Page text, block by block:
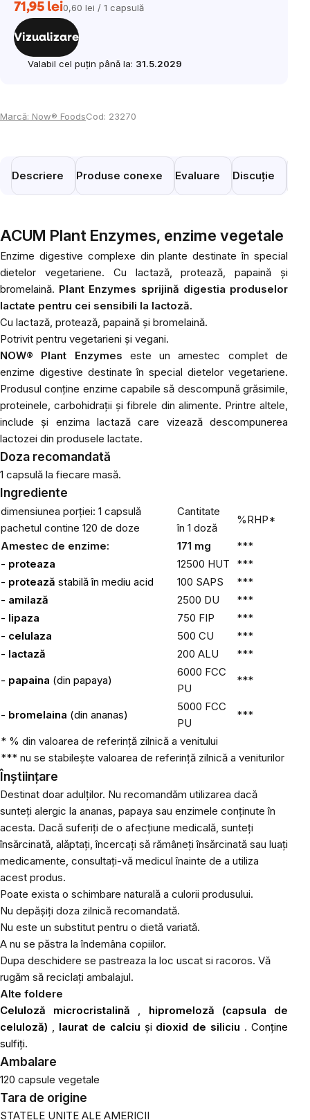
71,95 leiEvaluare
preţ:
0,60 lei / 1 capsulă
Vizualizare
Valabil cel puțin până la: 31.5.2029
Marcă: Now® FoodsCod: 23270
Descriere Produse conexe Evaluare Discuție
ACUM Plant Enzymes, enzime vegetale
Enzime digestive complexe din plante destinate în special
dietelor vegetariene. Cu lactază, protează, papaină și
bromelaină. Plant Enzymes sprijină digestia produselor
lactate pentru cei sensibili la lactoză.
Cu lactază, protează, papaină și bromelaină.
Potrivit pentru vegetarieni și vegani.
NOW® Plant Enzymes este un amestec complet de
enzime digestive destinate în special dietelor vegetariene.
Produsul conține enzime capabile să descompună grăsimile,
proteinele, carbohidrații și fibrele din alimente. Printre altele,
include și enzima lactază care vizează descompunerea
lactozei din produsele lactate.
Doza recomandată
1 capsulă la fiecare masă.
Ingrediente
dimensiunea porției: 1 capsulă
pachetul contine 120 de doze
Cantitate
în 1 doză
%RHP*
Amestec de enzime:
171 mg
***
- proteaza 12500 HUT
***
- protează stabilă în mediu acid 100 SAPS
***
- amilază 2500 DU
***
- lipaza 750 FIP
***
- celulaza 500 CU
***
- lactază 200 ALU
***
- papaina (din papaya)
6000 FCC
PU
***
- bromelaina (din ananas)
5000 FCC
PU
***
* % din valoarea de referință zilnică a venitului
*** nu se stabilește valoarea de referință zilnică a veniturilor
Înștiințare
Destinat doar adulților. Nu recomandăm utilizarea dacă
sunteți alergic la ananas, papaya sau enzimele conținute în
acesta. Dacă suferiți de o afecțiune medicală, sunteți
însărcinată, alăptați, încercați să rămâneți însărcinată sau luați
medicamente, consultați-vă medicul înainte de a utiliza
acest produs.
Poate exista o schimbare naturală a culorii produsului.
Nu depășiți doza zilnică recomandată.
Nu este un substitut pentru o dietă variată.
A nu se păstra la îndemâna copiilor.
Dupa deschidere se pastreaza la loc uscat si racoros. Vă
rugăm să reciclați ambalajul.
Alte foldere
Celuloză microcristalină , hipromeloză (capsula de
celuloză) , laurat de calciu și dioxid de siliciu . Conține
sulfiți.
Ambalare
120 capsule vegetale
Tara de origine
STATELE UNITE ALE AMERICII